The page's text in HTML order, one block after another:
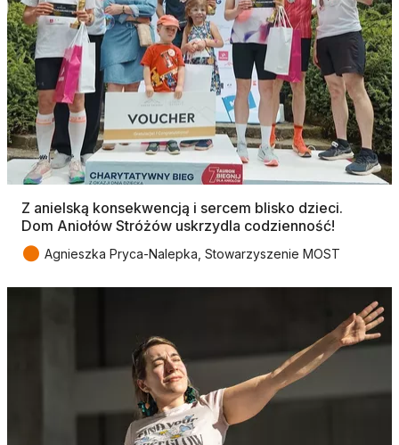
Z anielską konsekwencją i sercem blisko dzieci.
Dom Aniołów Stróżów uskrzydla codzienność!
● Agnieszka Pryca-Nalepka, Stowarzyszenie MOST